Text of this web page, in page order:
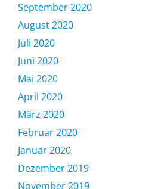
September 2020
August 2020
Juli 2020
Juni 2020
Mai 2020
April 2020
März 2020
Februar 2020
Januar 2020
Dezember 2019
November 2019